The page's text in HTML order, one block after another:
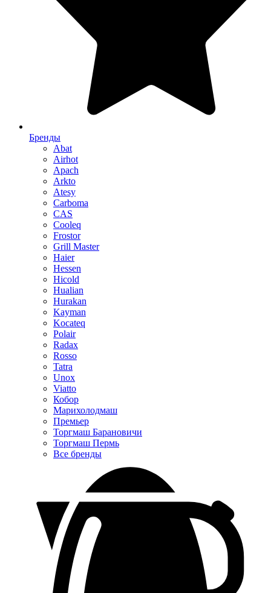
Бренды
Abat
Airhot
Apach
Arkto
Atesy
Carboma
CAS
Cooleq
Frostor
Grill Master
Haier
Hessen
Hicold
Hualian
Hurakan
Kayman
Kocateq
Polair
Radax
Rosso
Tatra
Unox
Viatto
Кобор
Марихолодмаш
Премьер
Торгмаш Барановичи
Торгмаш Пермь
Все бренды